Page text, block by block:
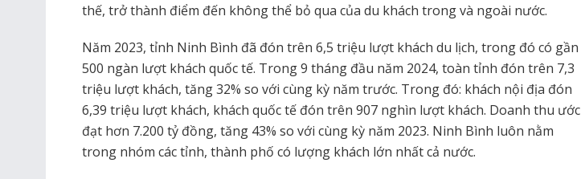
thế, trở thành điểm đến không thể bỏ qua của du khách trong và ngoài nước.
Năm 2023, tỉnh Ninh Bình đã đón trên 6,5 triệu lượt khách du lịch, trong đó có gần
500 ngàn lượt khách quốc tế. Trong 9 tháng đầu năm 2024, toàn tỉnh đón trên 7,3
triệu lượt khách, tăng 32% so với cùng kỳ năm trước. Trong đó: khách nội địa đón
6,39 triệu lượt khách, khách quốc tế đón trên 907 nghìn lượt khách. Doanh thu ước
đạt hơn 7.200 tỷ đồng, tăng 43% so với cùng kỳ năm 2023. Ninh Bình luôn nằm
trong nhóm các tỉnh, thành phố có lượng khách lớn nhất cả nước.